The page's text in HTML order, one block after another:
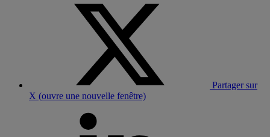
Partager sur
X (ouvre une nouvelle fenêtre)